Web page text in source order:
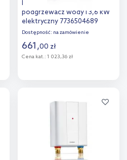
Bosch Tronic przepływowy
podgrzewacz wody l 3,6 kW
elektryczny 7736504689
Dostępność: na zamówienie
661,00 zł
Cena kat.: 1 023,36 zł
Dodaj do
porównania